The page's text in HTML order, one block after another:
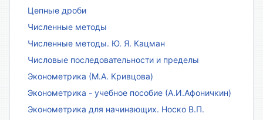
Цепные дроби
Численные методы
Численные методы. Ю. Я. Кацман
Числовые последовательности и пределы
Эконометрика (М.А. Кривцова)
Эконометрика - учебное пособие (А.И.Афоничкин)
Эконометрика для начинающих. Носко В.П.